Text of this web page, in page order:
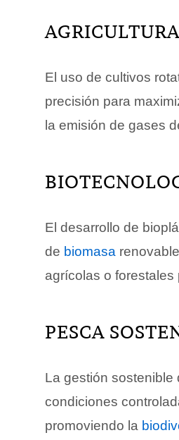
El uso de cultivos
precisión para
la emisión de gases
El desarrollo de
de biomasa
agrícolas o
PESCA
La gestión
condiciones
promoviendo la